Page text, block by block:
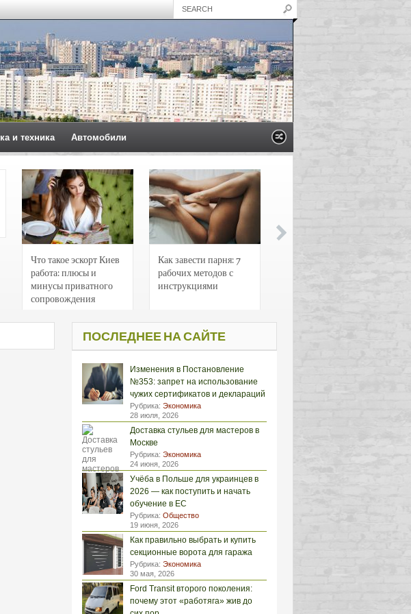
и техника Автомобили
Что такое эскорт Киев
работа: плюсы и
минусы приватного
сопровождения
Как завести парня: 7
рабочих методов с
инструкциями
ПОСЛЕДНЕЕ НА САЙТЕ
Изменения в Постановление
№353: запрет на использование
чужих сертификатов и деклараций
Рубрика: Экономика
28 июля, 2026
Доставка стульев для мастеров в
Москве
Рубрика: Экономика
24 июня, 2026
Учёба в Польше для украинцев в
2026 — как поступить и начать
обучение в ЕС
Рубрика: Общество
19 июня, 2026
Как правильно выбрать и купить
секционные ворота для гаража
Рубрика: Экономика
30 мая, 2026
Ford Transit второго поколения:
почему этот «работяга» жив до